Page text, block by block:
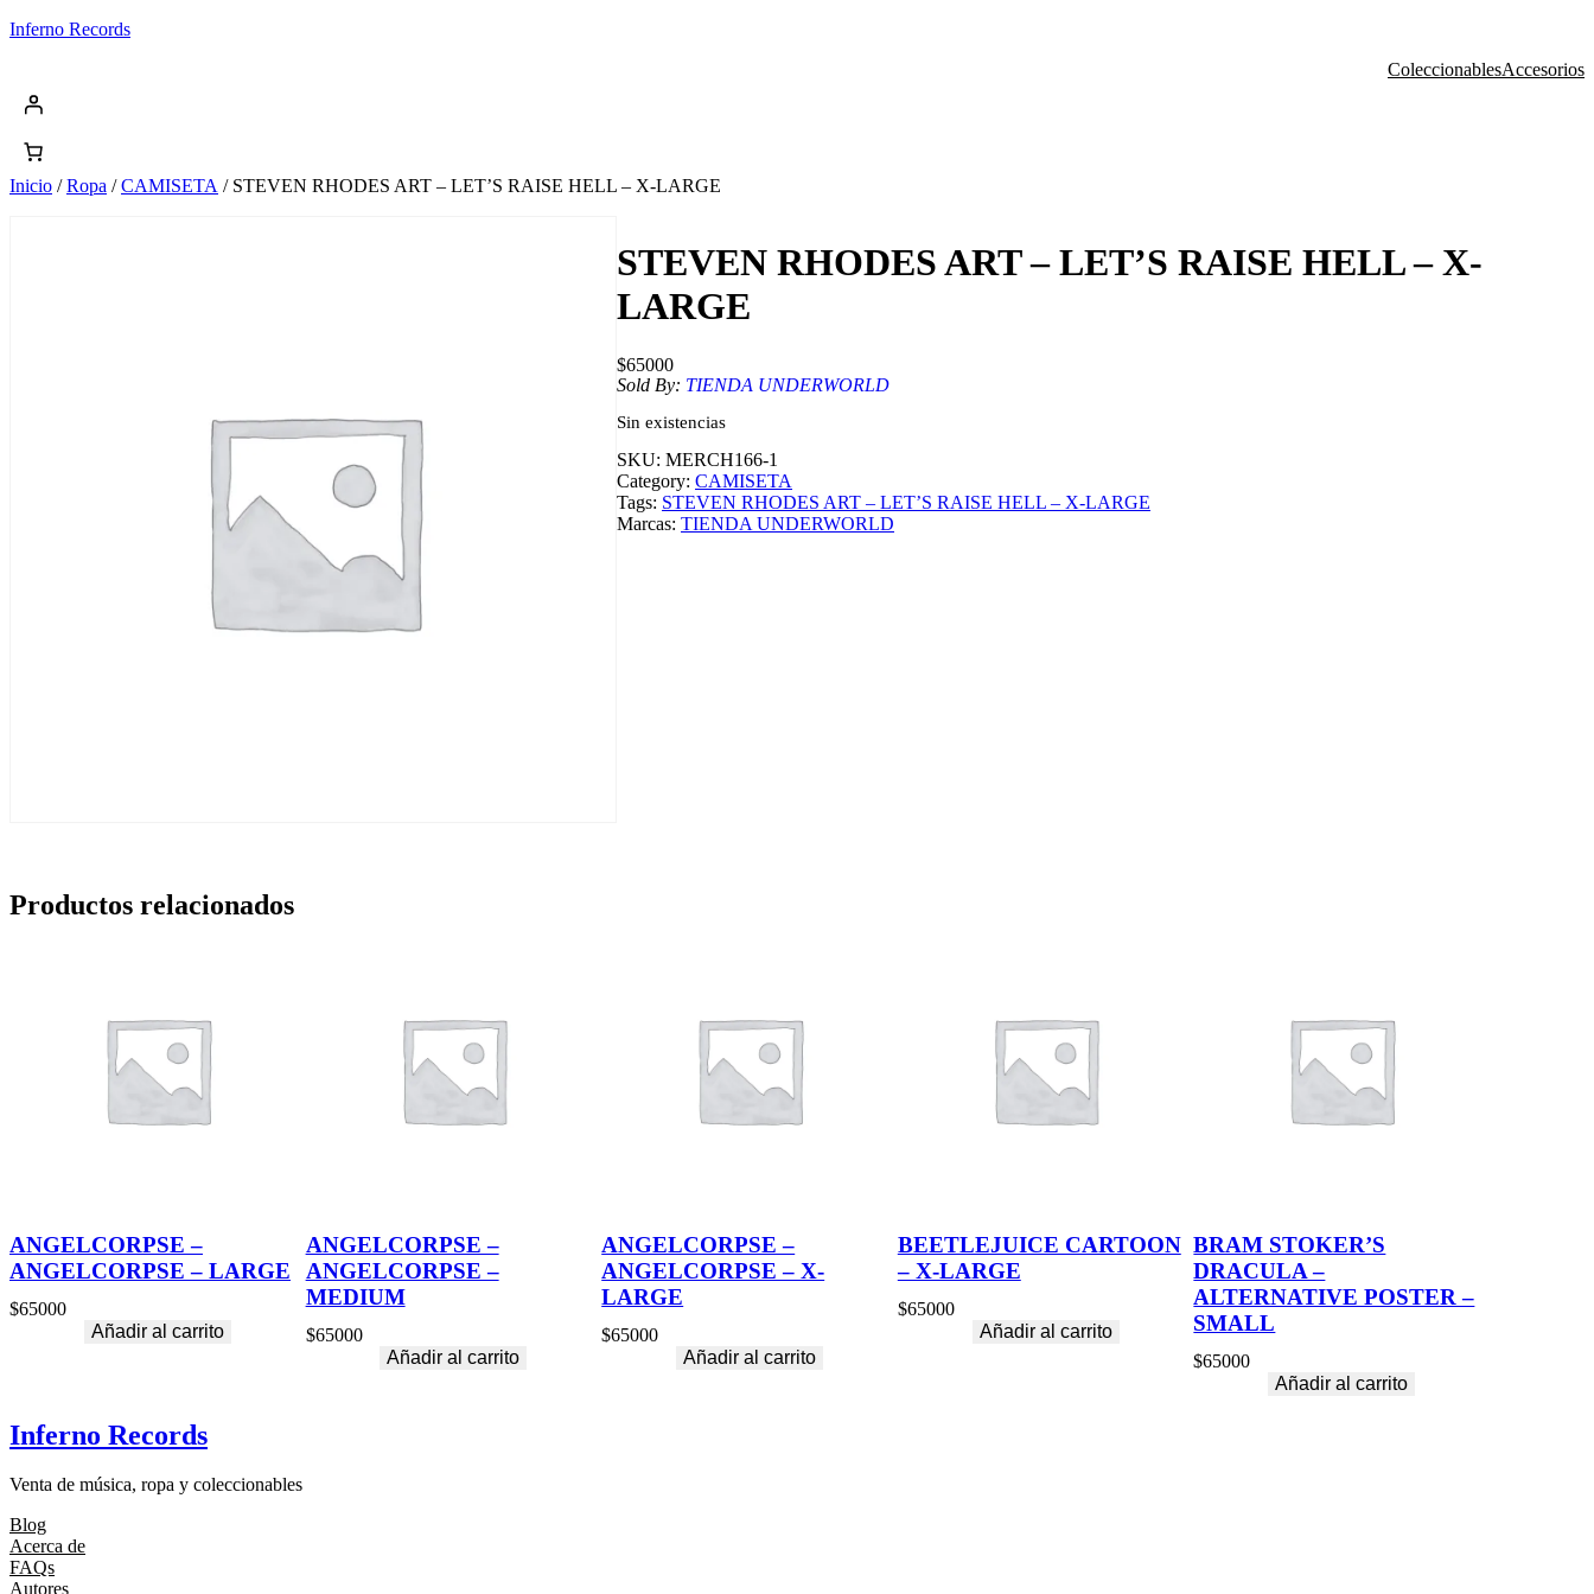
Saltar
Inferno Records
ColeccionablesAccesorios
Inicio /Ropa /CAMISETA / STEVEN RHODES ART – LET’S RAISE HELL – X-LARGE
STEVEN RHODES ART – LET’S RAISE HELL – X-
LARGE
$65000
Sold By: TIENDA UNDERWORLD
Sin existencias
SKU: MERCH166-1
Category: CAMISETA
Tags: STEVEN RHODES ART – LET’S RAISE HELL – X-LARGE
Marcas: TIENDA UNDERWORLD
Productos relacionados
ANGELCORPSE –
ANGELCORPSE – LARGE
$65000
Añadir al carrito
ANGELCORPSE –
ANGELCORPSE –
MEDIUM
$65000
Añadir al carrito
ANGELCORPSE –
ANGELCORPSE – X-
LARGE
$65000
Añadir al carrito
BEETLEJUICE CARTOON
– X-LARGE
$65000
Añadir al carrito
BRAM STOKER’S
DRACULA –
ALTERNATIVE POSTER –
SMALL
$65000
Añadir al carrito
Inferno Records
Venta de música, ropa y coleccionables
Blog
Acerca de
FAQs
Autores